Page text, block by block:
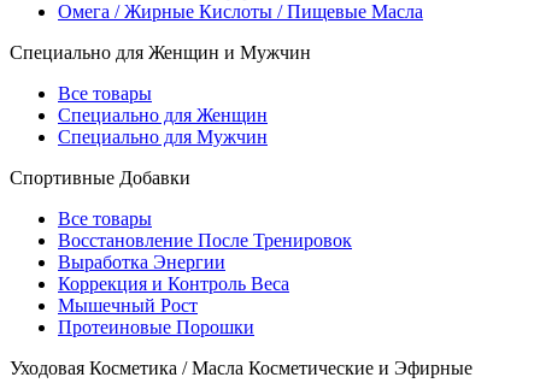
Омега / Жирные Кислоты / Пищевые Масла
Специально для Женщин и Мужчин
Все товары
Специально для Женщин
Специально для Мужчин
Спортивные Добавки
Все товары
Восстановление После Тренировок
Выработка Энергии
Коррекция и Контроль Веса
Мышечный Рост
Протеиновые Порошки
Уходовая Косметика / Масла Косметические и Эфирные